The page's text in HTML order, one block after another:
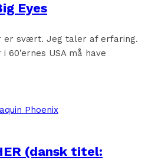
Eyes
er svært. Jeg taler af erfaring.
USA må have
(dansk titel: